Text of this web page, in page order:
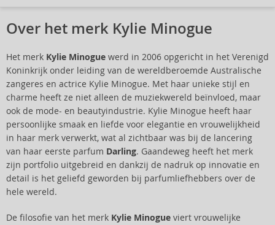
Over het merk Kylie Minogue
Het merk Kylie Minogue werd in 2006 opgericht in het Verenigd
Koninkrijk onder leiding van de wereldberoemde Australische
zangeres en actrice Kylie Minogue. Met haar unieke stijl en
charme heeft ze niet alleen de muziekwereld beïnvloed, maar
ook de mode- en beautyindustrie. Kylie Minogue heeft haar
persoonlijke smaak en liefde voor elegantie en vrouwelijkheid
in haar merk verwerkt, wat al zichtbaar was bij de lancering
van haar eerste parfum Darling. Gaandeweg heeft het merk
zijn portfolio uitgebreid en dankzij de nadruk op innovatie en
detail is het geliefd geworden bij parfumliefhebbers over de
hele wereld.
De filosofie van het merk Kylie Minogue viert vrouwelijke